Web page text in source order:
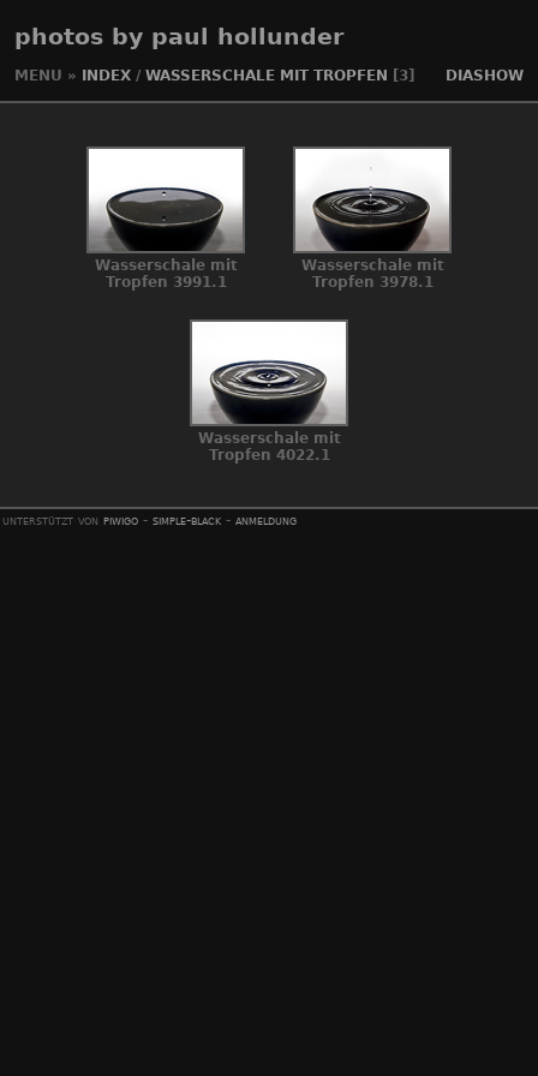
photos by paul hollunder
MENU » DIASHOW
INDEX / WASSERSCHALE MIT TROPFEN [3]
Wasserschale mit
Tropfen 3991.1
Wasserschale mit
Tropfen 3978.1
Wasserschale mit
Tropfen 4022.1
unterstützt von piwigo - simple-black - anmeldung